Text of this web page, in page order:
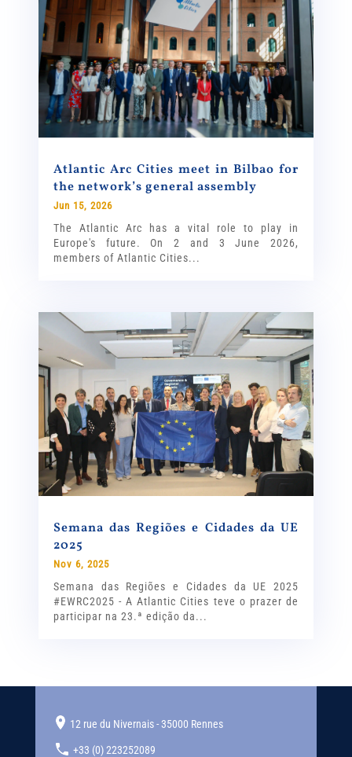
Atlantic Arc Cities meet in Bilbao for
the network’s general assembly
Jun 15, 2026
The Atlantic Arc has a vital role to play in
Europe's future. On 2 and 3 June 2026,
members of Atlantic Cities...
Semana das Regiões e Cidades da UE
2025
Nov 6, 2025
Semana das Regiões e Cidades da UE 2025
#EWRC2025 - A Atlantic Cities teve o prazer de
participar na 23.ª edição da...
12 rue du Nivernais - 35000 Rennes
+33 (0) 223252089